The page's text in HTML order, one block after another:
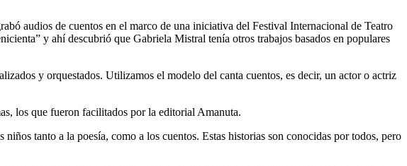
audios de cuentos en el marco de una iniciativa del Festival Internacional de Teatro
y ahí descubrió que Gabriela Mistral tenía otros trabajos basados en populares
y orquestados. Utilizamos el modelo del canta cuentos, es decir, un actor o actriz
los que fueron facilitados por la editorial Amanuta.
tanto a la poesía, como a los cuentos. Estas historias son conocidas por todos, pero